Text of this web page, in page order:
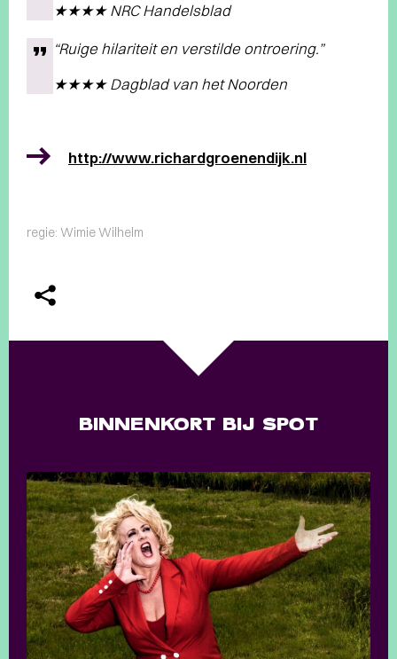
★★★★ NRC Handelsblad
“Ruige hilariteit en verstilde ontroering.”
★★★★ Dagblad van het Noorden
http://www.richardgroenendijk.nl
regie: Wimie Wilhelm
BINNENKORT BIJ SPOT